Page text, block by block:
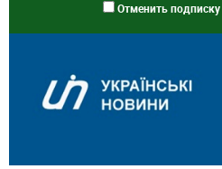
Отменить подписку